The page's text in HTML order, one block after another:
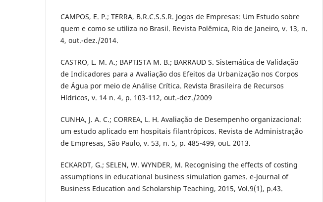
CAMPOS, E. P.; TERRA, B.R.C.S.S.R. Jogos de Empresas: Um Estudo sobre
quem e como se utiliza no Brasil. Revista Polêmica, Rio de Janeiro, v. 13, n.
4, out.-dez./2014.
CASTRO, L. M. A.; BAPTISTA M. B.; BARRAUD S. Sistemática de Validação
de Indicadores para a Avaliação dos Efeitos da Urbanização nos Corpos
de Água por meio de Análise Crítica. Revista Brasileira de Recursos
Hídricos, v. 14 n. 4, p. 103-112, out.-dez./2009
CUNHA, J. A. C.; CORREA, L. H. Avaliação de Desempenho organizacional:
um estudo aplicado em hospitais filantrópicos. Revista de Administração
de Empresas, São Paulo, v. 53, n. 5, p. 485-499, out. 2013.
ECKARDT, G.; SELEN, W. WYNDER, M. Recognising the effects of costing
assumptions in educational business simulation games. e-Journal of
Business Education and Scholarship Teaching, 2015, Vol.9(1), p.43.